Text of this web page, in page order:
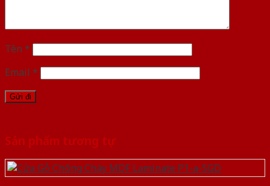
Tên *
Email *
Sản phẩm tương tự